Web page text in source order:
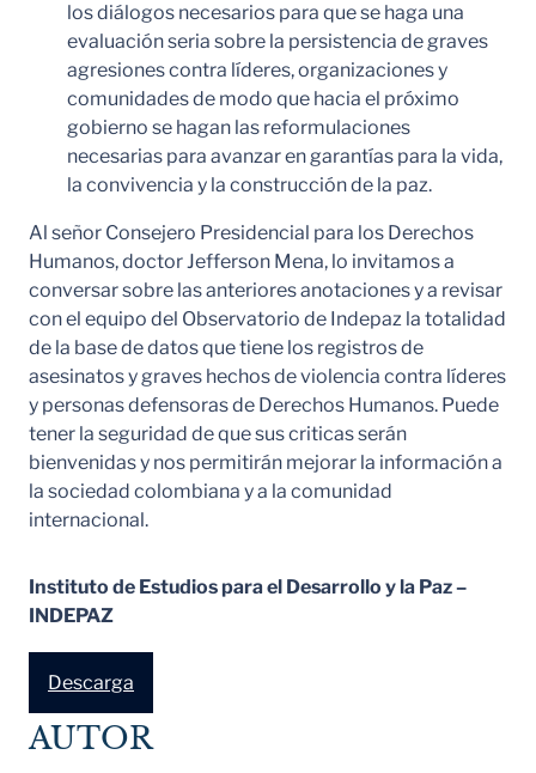
los diálogos necesarios para que se haga una
evaluación seria sobre la persistencia de graves
agresiones contra líderes, organizaciones y
comunidades de modo que hacia el próximo
gobierno se hagan las reformulaciones
necesarias para avanzar en garantías para la vida,
la convivencia y la construcción de la paz.
Al señor Consejero Presidencial para los Derechos
Humanos, doctor Jefferson Mena, lo invitamos a
conversar sobre las anteriores anotaciones y a revisar
con el equipo del Observatorio de Indepaz la totalidad
de la base de datos que tiene los registros de
asesinatos y graves hechos de violencia contra líderes
y personas defensoras de Derechos Humanos. Puede
tener la seguridad de que sus criticas serán
bienvenidas y nos permitirán mejorar la información a
la sociedad colombiana y a la comunidad
internacional.
Instituto de Estudios para el Desarrollo y la Paz –
INDEPAZ
Descarga
AUTOR